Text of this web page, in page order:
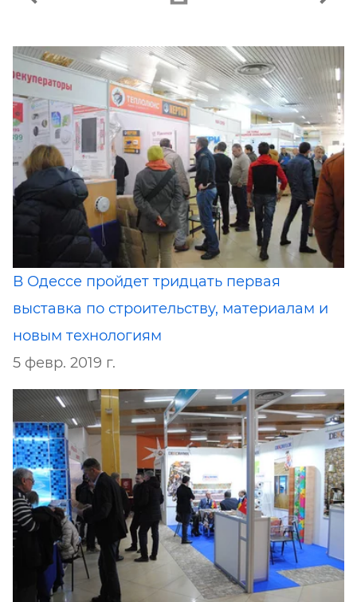
В Одессе пройдет тридцать первая
выставка по строительству, материалам и
новым технологиям
5 февр. 2019 г.